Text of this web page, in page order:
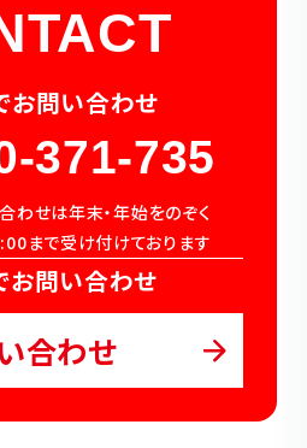
お問い合わせ
371-735
わせは年末・年始をのぞく
まで受け付けております
お問い合わせ
合わせ